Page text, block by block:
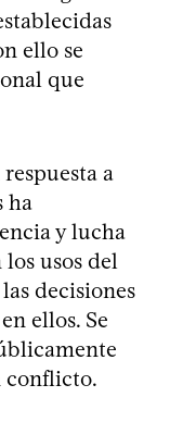
ello se
que
a
ha
y lucha
usos del
decisiones
ellos. Se
conflicto.